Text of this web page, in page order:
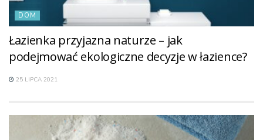
DOM
Łazienka przyjazna naturze – jak
podejmować ekologiczne decyzje w łazience?
25 LIPCA 2021